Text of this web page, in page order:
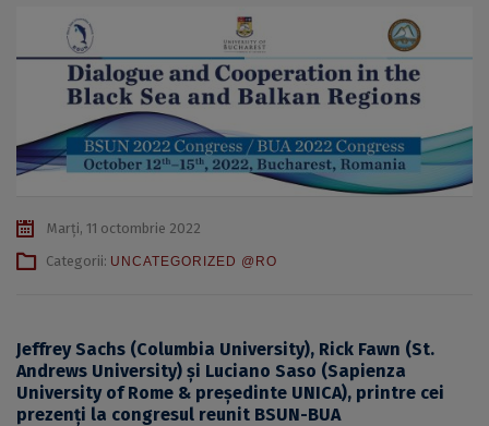
Marți, 11 octombrie 2022
Categorii: UNCATEGORIZED @RO
Jeffrey Sachs (Columbia University), Rick Fawn (St.
Andrews University) și Luciano Saso (Sapienza
University of Rome & președinte UNICA), printre cei
prezenți la congresul reunit BSUN-BUA